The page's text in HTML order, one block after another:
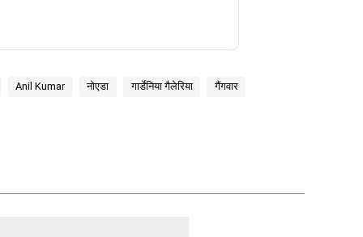
Anil Kumar नोएडा गार्डेनिया गैलेरिया गैंगवार